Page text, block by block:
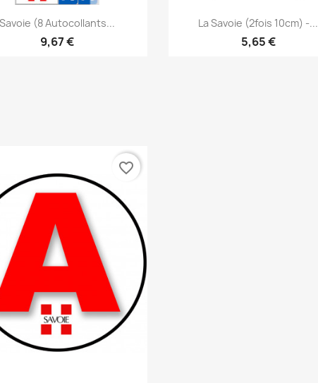
Aperçu rapide
Savoie (8 Autocollants...
9,67 €
Aperçu rapide
La Savoie (2fois 10cm) -...
5,65 €
favorite_border